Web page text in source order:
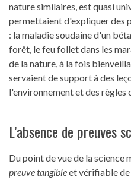
nature similaires, est quasi
permettaient d'expliquer des
: la maladie soudaine d'un
forêt, le feu follet dans les
de la nature, à la fois
servaient de support à des
l'environnement et des règles
L’absence de preuves
Du point de vue de la science
preuve tangibleet vérifiable de